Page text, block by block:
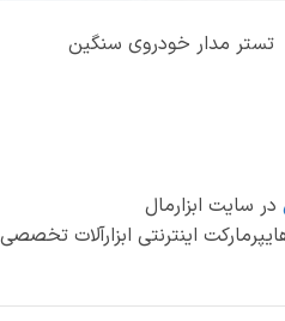
تستر مدار خودروی سنگین
در سایت ابزارمال
اینترنتی ابزارآلات تخصصی